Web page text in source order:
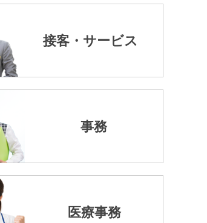
接客・サービス
事務
医療事務